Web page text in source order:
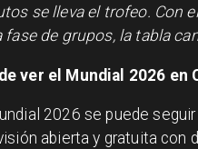
se lleva el trofeo. Con
fase de grupos, la tabla
ver el Mundial 2026 en
2026 se puede
abierta y gratuita con